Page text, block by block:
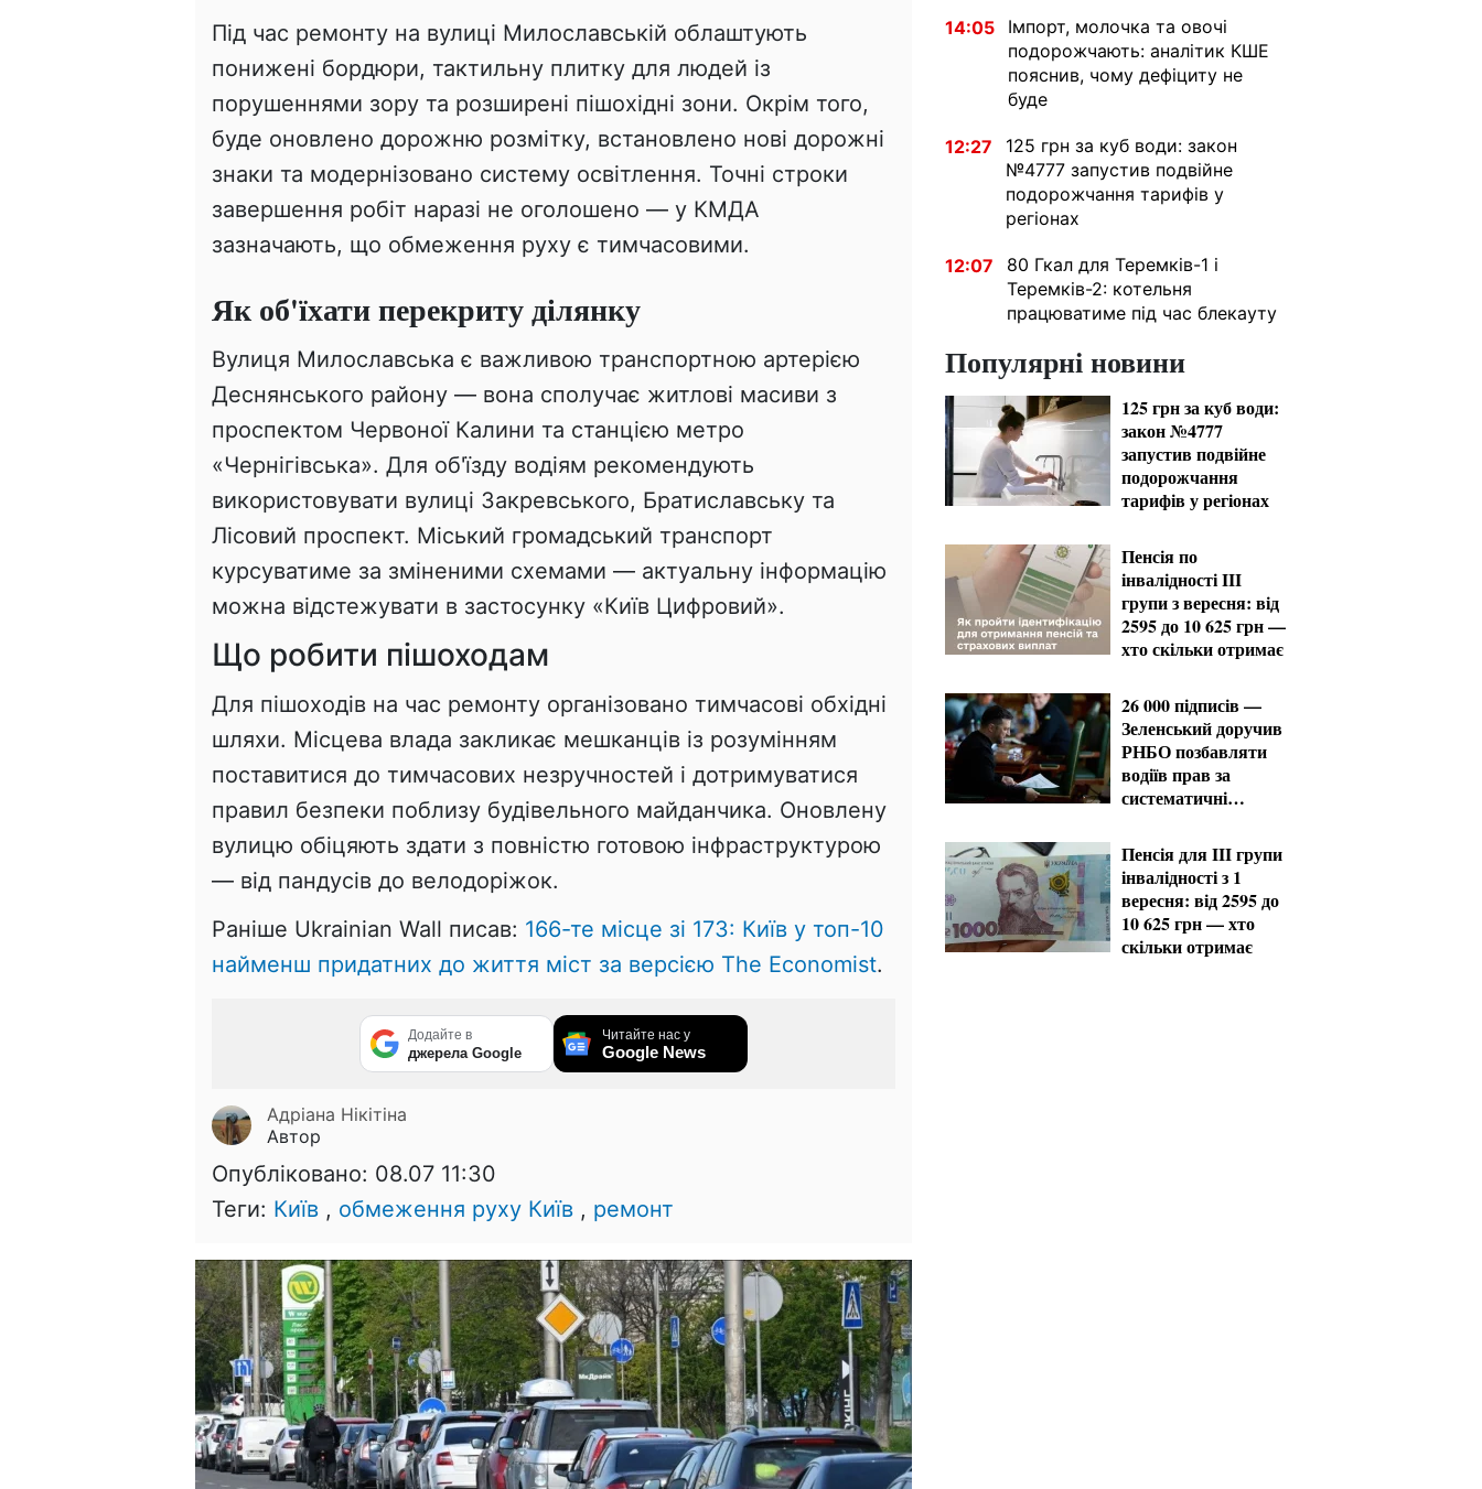
Під час ремонту на вулиці Милославській облаштують
понижені бордюри, тактильну плитку для людей із
порушеннями зору та розширені пішохідні зони. Окрім того,
буде оновлено дорожню розмітку, встановлено нові дорожні
знаки та модернізовано систему освітлення. Точні строки
завершення робіт наразі не оголошено — у КМДА
зазначають, що обмеження руху є тимчасовими.
Як об'їхати перекриту ділянку
Вулиця Милославська є важливою транспортною артерією
Деснянського району — вона сполучає житлові масиви з
проспектом Червоної Калини та станцією метро
«Чернігівська». Для об'їзду водіям рекомендують
використовувати вулиці Закревського, Братиславську та
Лісовий проспект. Міський громадський транспорт
курсуватиме за зміненими схемами — актуальну інформацію
можна відстежувати в застосунку «Київ Цифровий».
Що робити пішоходам
Для пішоходів на час ремонту організовано тимчасові обхідні
шляхи. Місцева влада закликає мешканців із розумінням
поставитися до тимчасових незручностей і дотримуватися
правил безпеки поблизу будівельного майданчика. Оновлену
вулицю обіцяють здати з повністю готовою інфраструктурою
— від пандусів до велодоріжок.
Раніше Ukrainian Wall писав: 166-те місце зі 173: Київ у топ-10
найменш придатних до життя міст за версією The Economist.
Додайте в
джерела Google
Читайте нас у
Google News
Адріана Нікітіна
Автор
Опубліковано: 08.07 11:30
Теги: Київ , обмеження руху Київ , ремонт
14:05
Імпорт, молочка та овочі
подорожчають: аналітик КШЕ
пояснив, чому дефіциту не
буде
12:27
125 грн за куб води: закон
№4777 запустив подвійне
подорожчання тарифів у
регіонах
12:07
80 Гкал для Теремків-1 і
Теремків-2: котельня
працюватиме під час блекауту
Популярні новини
125 грн за куб води:
закон №4777
запустив подвійне
подорожчання
тарифів у регіонах
Пенсія по
інвалідності III
групи з вересня: від
2595 до 10 625 грн —
хто скільки отримає
26 000 підписів —
Зеленський доручив
РНБО позбавляти
водіїв прав за
систематичні
Пенсія для III групи
інвалідності з 1
вересня: від 2595 до
10 625 грн — хто
скільки отримає